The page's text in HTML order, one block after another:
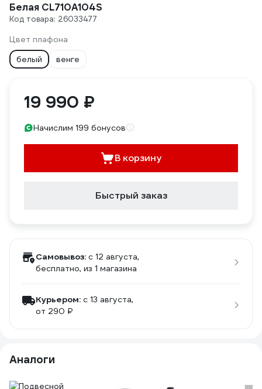
Белая CL710A104S
Код товара: 26033477
Цвет плафона
белый
венге
19 990 ₽
Начислим 199 бонусов
В корзину
Быстрый заказ
Самовывоз: c 12 августа,
бесплатно, из 1 магазина
Курьером: c 13 августа,
от 290 ₽
Аналоги